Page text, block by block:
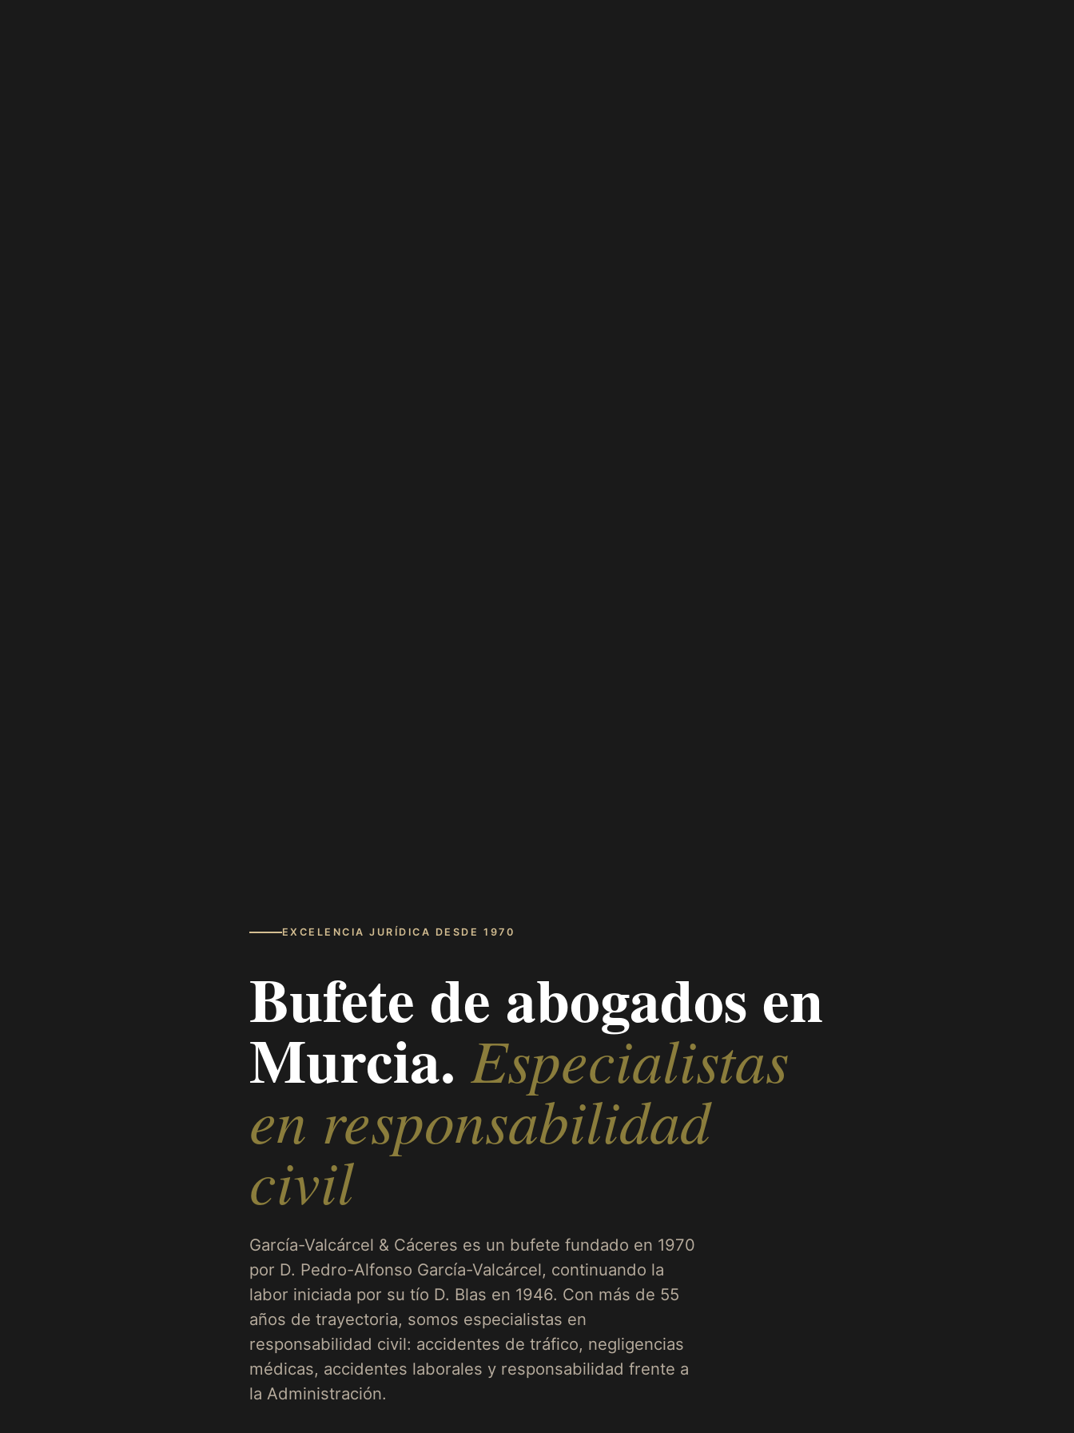
EXCELENCIA JURÍDICA DESDE 1970
Bufete de abogados en
Murcia. Especialistas
en responsabilidad
civil
García-Valcárcel & Cáceres es un bufete fundado en 1970
por D. Pedro-Alfonso García-Valcárcel, continuando la
labor iniciada por su tío D. Blas en 1946. Con más de 55
años de trayectoria, somos especialistas en
responsabilidad civil: accidentes de tráfico, negligencias
médicas, accidentes laborales y responsabilidad frente a
la Administración.